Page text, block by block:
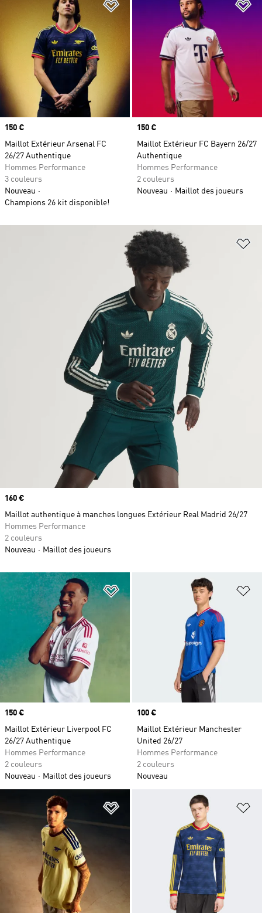
Ajouter à la Liste de produits
Prix
150 €
Maillot Extérieur Arsenal FC
26/27 Authentique
Hommes Performance
3 couleurs
Nouveau
Champions 26 kit disponible!
Prix
150 €
Maillot Extérieur FC Bayern 26/27
Authentique
Hommes Performance
2 couleurs
Nouveau
Maillot des joueurs
Ajouter à la Liste de produits
Prix
150 €
Maillot Extérieur Liverpool FC
26/27 Authentique
Hommes Performance
2 couleurs
Nouveau
Maillot des joueurs
Prix
100 €
Maillot Extérieur Manchester
United 26/27
Hommes Performance
2 couleurs
Nouveau
Ajouter à la Liste de produits
Prix
160 €
Maillot authentique à manches longues Extérieur Real Madrid 26/27
Hommes Performance
2 couleurs
Nouveau
Maillot des joueurs